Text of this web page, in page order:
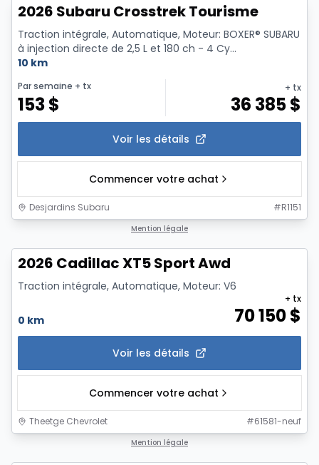
2026 Subaru Crosstrek Tourisme
Traction intégrale, Automatique, Moteur: BOXER® SUBARU
à injection directe de 2,5 L et 180 ch - 4 Cy...
10 km
Par semaine + tx
153$
+ tx
36 385$
Voir les détails
Commencer votre achat
Desjardins Subaru #R1151
Mention légale
2026 Cadillac XT5 Sport Awd
Traction intégrale, Automatique, Moteur: V6
0 km 70 150$
+ tx
Voir les détails
Commencer votre achat
Theetge Chevrolet #61581-neuf
Mention légale